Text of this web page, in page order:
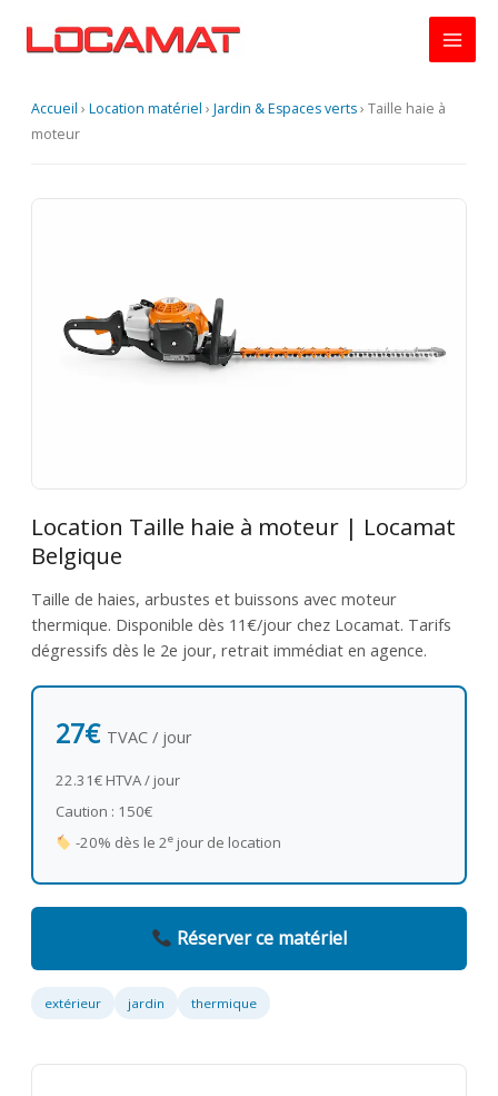
Accueil › Location matériel › Jardin & Espaces verts› Taille haie à
moteur
Location Taille haie à moteur | Locamat
Belgique
Taille de haies, arbustes et buissons avec moteur
thermique. Disponible dès 11€/jour chez Locamat. Tarifs
dégressifs dès le 2e jour, retrait immédiat en agence.
27€ TVAC / jour
22.31€ HTVA / jour
Caution : 150€
-20% dès le 2ejour de location
Réserver ce matériel
extérieur jardin thermique